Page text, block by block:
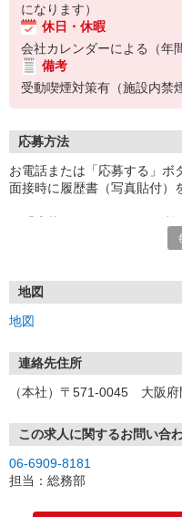
になります）
休日・休暇
会社カレンダーによる（年
備考
受動喫煙対策有（施設内禁
応募方法
お電話または「応募する」ボ
面接時に履歴書（写真貼付）
（お電話での受付は平日9:00
地図
地図
連絡先住所
（本社）〒571-0045 大阪
この求人に関するお問い合
06-6909-8181
担当：総務部